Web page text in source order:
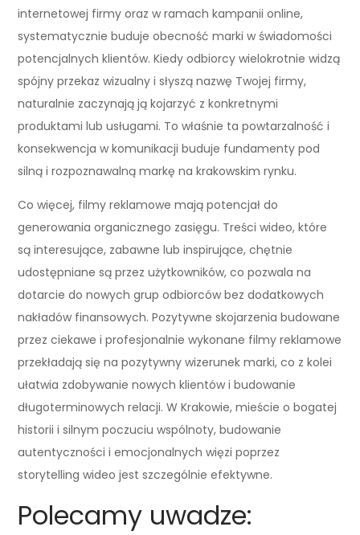
internetowej firmy oraz w ramach kampanii online,
systematycznie buduje obecność marki w świadomości
potencjalnych klientów. Kiedy odbiorcy wielokrotnie widzą
spójny przekaz wizualny i słyszą nazwę Twojej firmy,
naturalnie zaczynają ją kojarzyć z konkretnymi
produktami lub usługami. To właśnie ta powtarzalność i
konsekwencja w komunikacji buduje fundamenty pod
silną i rozpoznawalną markę na krakowskim rynku.
Co więcej, filmy reklamowe mają potencjał do
generowania organicznego zasięgu. Treści wideo, które
są interesujące, zabawne lub inspirujące, chętnie
udostępniane są przez użytkowników, co pozwala na
dotarcie do nowych grup odbiorców bez dodatkowych
nakładów finansowych. Pozytywne skojarzenia budowane
przez ciekawe i profesjonalnie wykonane filmy reklamowe
przekładają się na pozytywny wizerunek marki, co z kolei
ułatwia zdobywanie nowych klientów i budowanie
długoterminowych relacji. W Krakowie, mieście o bogatej
historii i silnym poczuciu wspólnoty, budowanie
autentyczności i emocjonalnych więzi poprzez
storytelling wideo jest szczególnie efektywne.
Polecamy uwadze: